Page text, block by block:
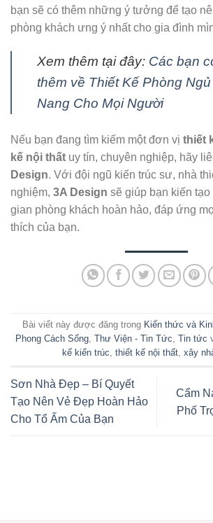
bạn sẽ có thêm những ý tưởng để tạo
phòng khách ưng ý nhất cho gia đình
Xem thêm tại đây: Các bạn
thêm về Thiết Kế Phòng
Nang Cho Mọi Người
Nếu bạn đang tìm kiếm một đơn vị thiết
kế nội thất uy tín, chuyên nghiệp, hãy
Design. Với đội ngũ kiến trúc sư, nhà
nghiệm, 3A Design sẽ giúp bạn kiến tạo
gian phòng khách hoàn hảo, đáp ứng
thích của bạn.
Bài viết này được đăng trong Kiến thức và
Phong Cách Sống, Thư Viện - Tin Tức, Tin tức
kế kiến trúc, thiết kế nội thất, xây
Sơn Nhà Đẹp – Bí Quyết
Tạo Nên Vẻ Đẹp Hoàn Hảo
Cho Tổ Ấm Của Bạn
Cẩm
Phố